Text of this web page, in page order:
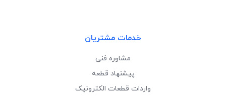
خدمات مشتریان
مشاوره فنی
پیشنهاد قطعه
واردات قطعات الکترونیک